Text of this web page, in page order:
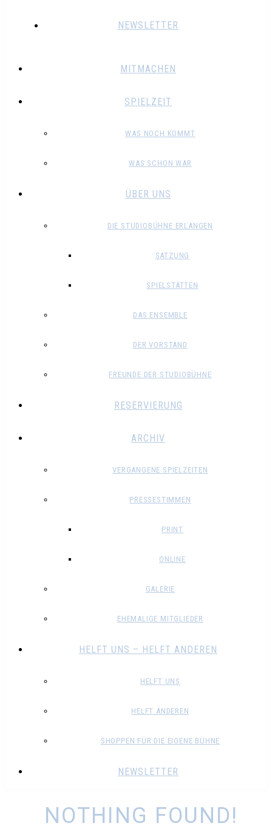
NEWSLETTER
MITMACHEN
SPIELZEIT
WAS NOCH KOMMT
WAS SCHON WAR
ÜBER UNS
DIE STUDIOBÜHNE ERLANGEN
SATZUNG
SPIELSTÄTTEN
DAS ENSEMBLE
DER VORSTAND
FREUNDE DER STUDIOBÜHNE
RESERVIERUNG
ARCHIV
VERGANGENE SPIELZEITEN
PRESSESTIMMEN
PRINT
ONLINE
GALERIE
EHEMALIGE MITGLIEDER
HELFT UNS – HELFT ANDEREN
HELFT UNS
HELFT ANDEREN
SHOPPEN FÜR DIE EIGENE BÜHNE
NEWSLETTER
NOTHING FOUND!